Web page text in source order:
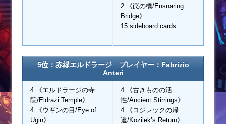
2:《罠の橋/Ensnaring
Bridge》
15 sideboard cards
5位：赤緑エルドラージ プレイヤー：Fabrizio
Anteri
4:《エルドラージの寺
院/Eldrazi Temple》
4:《ウギンの目/Eye of
Ugin》
4:《古きものの活
性/Ancient Stirrings》
4:《コジレックの帰
還/Kozilek’s Return》